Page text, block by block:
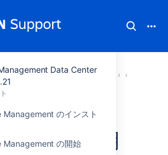
Data Center
のインスト
Management の開始
ポート 関連ドキュメント
を使用